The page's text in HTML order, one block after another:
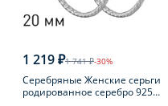
1 219 ₽1 741 ₽-30%
Серебряные Женские серьги
родированное серебро 925